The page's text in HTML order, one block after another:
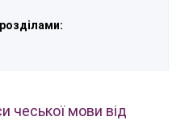
розділами:
чеської мови від